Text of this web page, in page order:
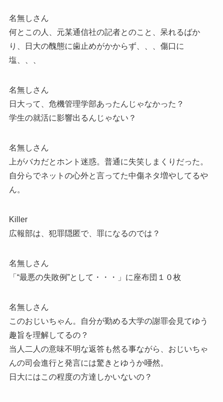
名無しさん
何とこの人、元某通信社の記者とのこと、呆れるばか
り、日大の醜態に歯止めがかからず、、、傷口に
塩、、、
名無しさん
日大って、危機管理学部あったんじゃなかった？
学生の就活に影響出るんじゃない？
名無しさん
上がバカだとホント迷惑。普通に失笑しまくりだった。
自分らでネットの心外と言ってた中傷ネタ増やしてるや
ん。
Killer
広報部は、犯罪隠匿で、罪になるのでは？
名無しさん
「“最悪の失敗例”として・・・」に座布団１０枚
名無しさん
このおじいちゃん。自分が勤める大学の謝罪会見てゆう
趣旨を理解してるの？
当人二人の意味不明な返答も然る事ながら、おじいちゃ
んの司会進行と発言には驚きとゆうか唖然。
日大にはこの程度の方達しかいないの？